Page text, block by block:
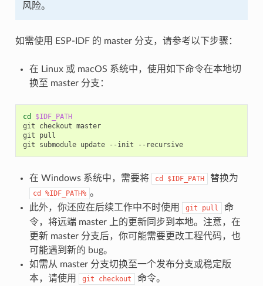
风险。
如需使用 ESP-IDF 的 master 分支，请参考以下步骤：
在 Linux 或 macOS 系统中，使用如下命令在本地切
换至 master 分支：
cd
$IDF_PATH
git
checkout master
git
pull
git
submodule update --init --recursive
在 Windows 系统中，需要将 cd $IDF_PATH 替换为
cd %IDF_PATH% 。
此外，你还应在后续工作中不时使用
git pull
命
令，将远端 master 上的更新同步到本地。注意，在
更新 master 分支后，你可能需要更改工程代码，也
可能遇到新的 bug。
如需从 master 分支切换至一个发布分支或稳定版
本，请使用
git checkout 命令。